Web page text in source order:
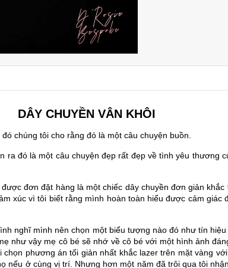
DÂY CHUYỀN VÂN KHÔI
chúng tôi cho rằng đó là một câu chuyện buồn.
ra đó là một câu chuyện đẹp rất đẹp về tình yêu thương
đơn đặt hàng là một chiếc dây chuyền đơn giản
xúc vì tôi biết rằng mình hoàn toàn hiểu được cảm giác
nghĩ mình nên chọn một biểu tượng nào đó như tín
như vậy mẹ cô bé sẽ nhớ về cô bé với một hình ảnh
phương án tối giản nhất khắc lazer trên mặt vàng
nếu ở cùng vị trí. Nhưng hơn một năm đã trôi qua tôi